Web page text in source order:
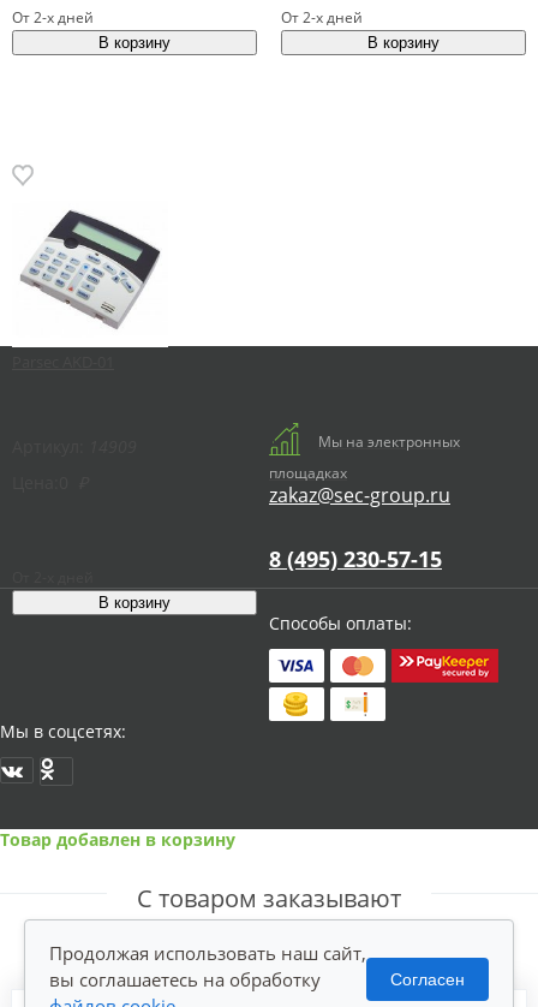
От 2-х дней От 2-х дней
Мы на электронных
площадках
zakaz@sec-group.ru
8 (495) 230-57-15
Способы оплаты:
Мы в соцсетях:
Товар добавлен в корзину
С товаром заказывают
Продолжая использовать наш сайт,
вы соглашаетесь на обработку
Согласен